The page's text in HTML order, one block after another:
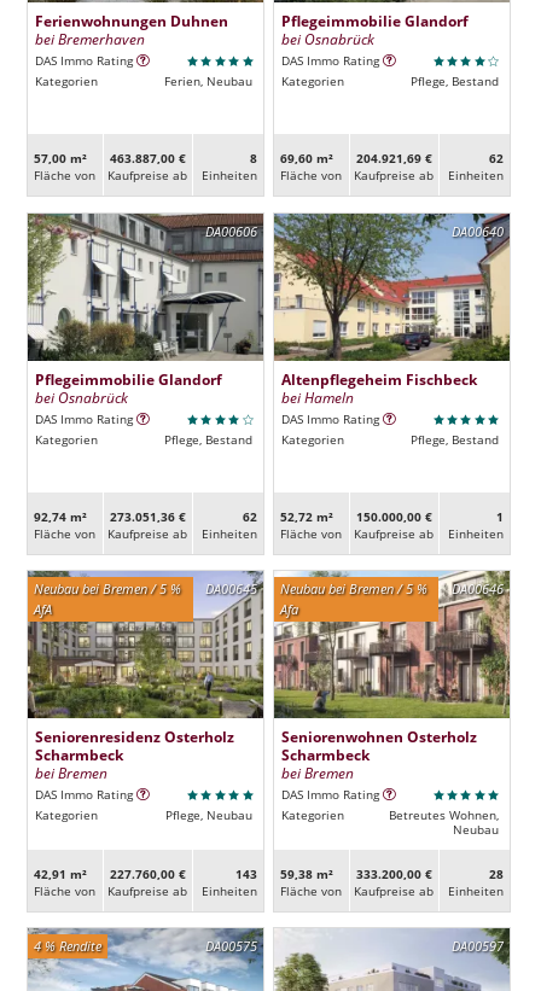
Ferienwohnungen Duhnen
bei Bremerhaven
DAS Immo Rating
Kategorien
Ferien, Neubau
57,00 m²
Fläche von
463.887,00 €
Kaufpreise ab
8
Ein­heiten
Pflegeimmobilie Glandorf
bei Osnabrück
DAS Immo Rating
Kategorien
Pflege, Bestand
69,60 m²
Fläche von
204.921,69 €
Kaufpreise ab
62
Ein­heiten
DA00606
Pflegeimmobilie Glandorf
bei Osnabrück
DAS Immo Rating
Kategorien
Pflege, Bestand
92,74 m²
Fläche von
273.051,36 €
Kaufpreise ab
62
Ein­heiten
DA00640
Altenpflegeheim Fischbeck
bei Hameln
DAS Immo Rating
Kategorien
Pflege, Bestand
52,72 m²
Fläche von
150.000,00 €
Kaufpreise ab
1
Ein­heiten
DA00645
Neubau bei Bremen / 5 %
AfA
Seniorenresidenz Osterholz
Scharmbeck
bei Bremen
DAS Immo Rating
Kategorien
Pflege, Neubau
42,91 m²
Fläche von
227.760,00 €
Kaufpreise ab
143
Ein­heiten
DA00646
Neubau bei Bremen / 5 %
Afa
Seniorenwohnen Osterholz
Scharmbeck
bei Bremen
DAS Immo Rating
Kategorien
Betreutes Wohnen,
Neubau
59,38 m²
Fläche von
333.200,00 €
Kaufpreise ab
28
Ein­heiten
DA00575
4 % Rendite DA00597